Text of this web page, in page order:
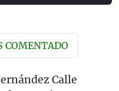
COMENTADO
Calle